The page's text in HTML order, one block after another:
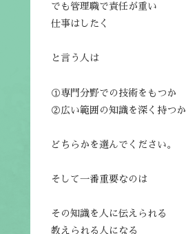
でも管理職で責任が重い
仕事はしたく
と言う人は
①専門分野での技術をもつか
②広い範囲の知識を深く持つか
どちらかを選んでください。
そして一番重要なのは
その知識を人に伝えられる
教えられる人になる